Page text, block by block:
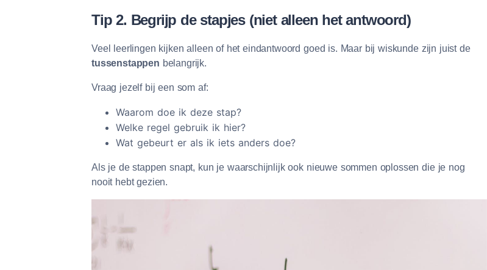
Tip 2. Begrijp de stapjes (niet alleen het antwoord)
Veel leerlingen kijken alleen of het eindantwoord goed is. Maar bij wiskunde zijn juist de
tussenstappen belangrijk.
Vraag jezelf bij een som af:
Waarom doe ik deze stap?
Welke regel gebruik ik hier?
Wat gebeurt er als ik iets anders doe?
Als je de stappen snapt, kun je waarschijnlijk ook nieuwe sommen oplossen die je nog
nooit hebt gezien.